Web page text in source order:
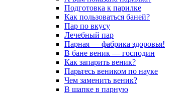
Подготовка к парилке
Как пользоваться баней?
Пар по вкусу
Лечебный пар
Парная — фабрика здоровья!
В бане веник — господин
Как запарить веник?
Парьтесь веником по науке
Чем заменить веник?
В шапке в парную